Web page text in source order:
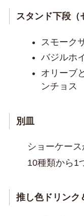
スタンド下段（
スモーク
バジルホ
オリーブ
ンチョス
別皿
ショーケー
10種類から1
推し色ドリンク